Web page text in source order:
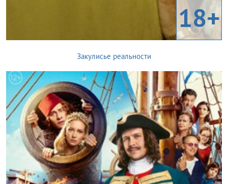
18+
Закулисье реальности